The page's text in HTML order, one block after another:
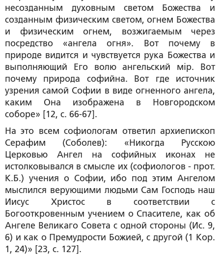
несозданным духовным светом Божества и
созданным физическим светом, огнем Божества
и физическим огнем, возжигаемым через
посредство «ангела огня». Вот почему в
природе видится и чувствуется рука Божества и
выполняющий Его волю ангельский мiр. Вот
почему природа софийна. Вот где источник
узрения самой Софии в виде огненного ангела,
каким Она изображена в Новгородском
соборе» [12, с. 66-67].
На это всем софиологам ответил архиепископ
Серафим (Соболев): «Никогда Русскою
Церковью Ангел на софийных иконах не
истолковывался в смысле их (софиологов - прот.
К.Б.) учения о Софии, ибо под этим Ангелом
мыслился верующими людьми Сам Господь наш
Иисус Христос в соответствии с
Богооткровенным учением о Спасителе, как об
Ангеле Великаго Совета с одной стороны (Ис. 9,
6) и как о Премудрости Божией, с другой (1 Кор.
1, 24)» [23, с. 127].